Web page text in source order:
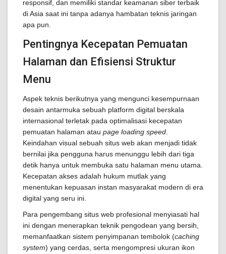
responsif, dan memiliki standar keamanan siber terbaik
di Asia saat ini tanpa adanya hambatan teknis jaringan
apa pun.
Pentingnya Kecepatan Pemuatan
Halaman dan Efisiensi Struktur
Menu
Aspek teknis berikutnya yang mengunci kesempurnaan
desain antarmuka sebuah platform digital berskala
internasional terletak pada optimalisasi kecepatan
pemuatan halaman atau page loading speed
Keindahan visual sebuah situs web akan menjadi tidak
bernilai jika pengguna harus menunggu lebih dari tiga
detik hanya untuk membuka satu halaman menu utama.
Kecepatan akses adalah hukum mutlak yang
menentukan kepuasan instan masyarakat modern di era
digital yang seru ini.
Para pengembang situs web profesional menyiasati hal
ini dengan menerapkan teknik pengodean yang bersih,
memanfaatkan sistem penyimpanan tembolok (caching
system) yang cerdas, serta mengompresi ukuran ikon